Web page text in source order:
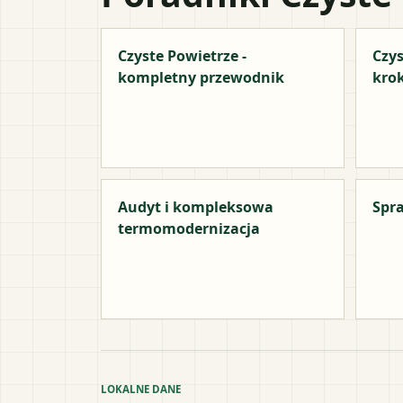
Czyste Powietrze -
kompletny przewodnik
Audyt i kompleksowa
termomodernizacja
LOKALNE DANE